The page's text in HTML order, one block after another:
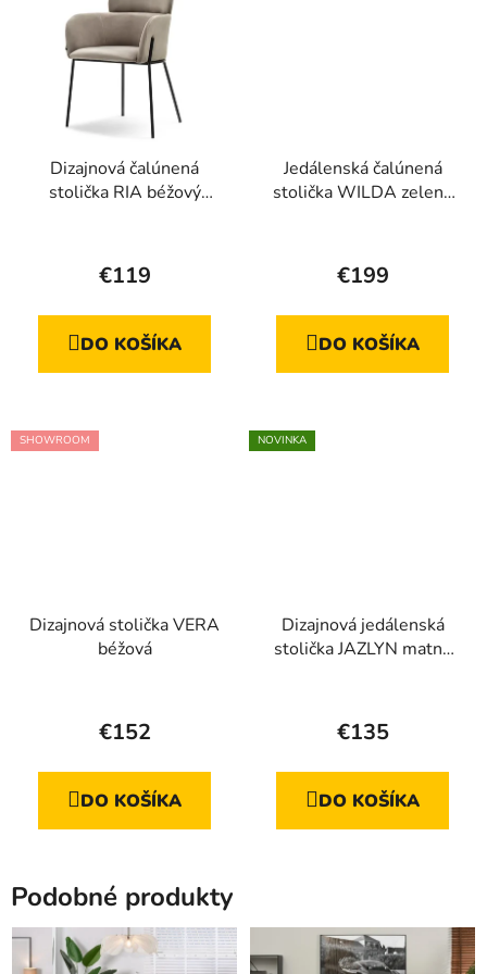
Dizajnová čalúnená
stolička RIA béžový
€119
DO KOŠÍKA
Jedálenská čalúnená
stolička WILDA zelená
€199
DO KOŠÍKA
SHOWROOM
Dizajnová stolička VERA
béžová
hodnotenie
je
5,0
hviezdičiek.
€152
DO KOŠÍKA
NOVINKA
Dizajnová jedálenská
stolička JAZLYN matná
€135
DO KOŠÍKA
Podobné produkty